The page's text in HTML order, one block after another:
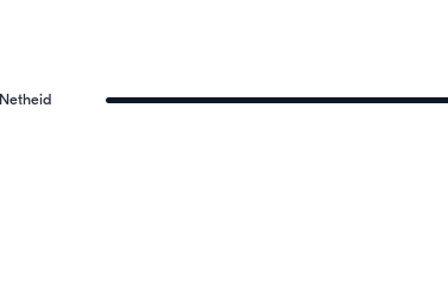
Netheid